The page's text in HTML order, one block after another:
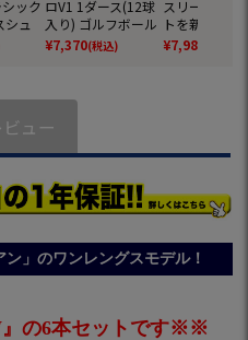
ック
シュ
ス
ーズ
ズ お
ーズ
フの
ロV1 1ダース(12球
入り) ゴルフボール
2025年モデル TITL
EIST 日本正規品
¥7,370(税込)
スリーブ付き
トを新たにご
スリーブへ付
ます 各メー
¥7,980
ュー
」のワンレングスモデル！
の6本セットです※※